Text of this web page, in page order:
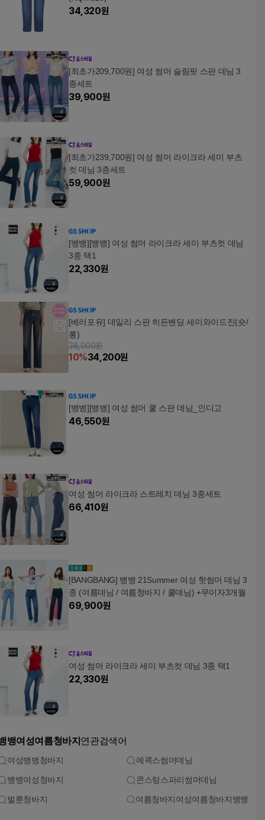
34,320원
[최초가209,700원] 여성 썸머 슬림핏 스판 데님 3
종세트
39,900원
[최초가239,700원] 여성 썸머 라이크라 세미 부츠
컷 데님 3종세트
59,900원
[뱅뱅][뱅뱅] 여성 썸머 라이크라 세미 부츠컷 데님
3종 택1
22,330원
[베러포유] 데일리 스판 히든밴딩 세미와이드진(숏/
롱)
38,000원
10%34,200원
[뱅뱅][뱅뱅] 여성 썸머 쿨 스판 데님_인디고
46,550원
여성 썸머 라이크라 스트레치 데님 3종세트
66,410원
[BANGBANG] 뱅뱅 21Summer 여성 핫썸머 데님 3
종 (여름데님 / 여름청바지 / 쿨데님) +무이자3개월
69,900원
여성 썸머 라이크라 세미 부츠컷 데님 3종 택1
22,330원
뱅여성여름청바지 연관검색어
여성뱅뱅청바지 에콕스썸머데님
뱅뱅여성청바지 콘스텅스파리썸머데님
벌룬청바지 여름청바지여성여름청바지뱅뱅